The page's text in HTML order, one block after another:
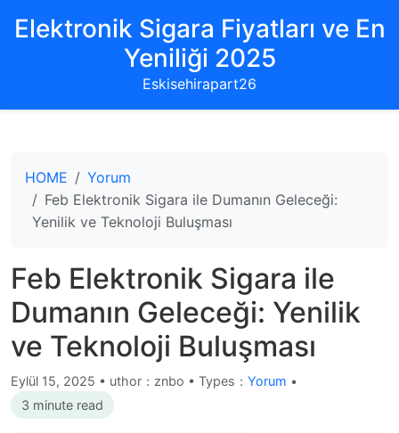
Elektronik Sigara Fiyatları ve En
Yeniliği 2025
Eskisehirapart26
HOME
Yorum
Feb Elektronik Sigara ile Dumanın Geleceği:
Yenilik ve Teknoloji Buluşması
Feb Elektronik Sigara ile
Dumanın Geleceği: Yenilik
ve Teknoloji Buluşması
Eylül 15, 2025 • uthor：znbo • Types： Yorum •
3 minute read